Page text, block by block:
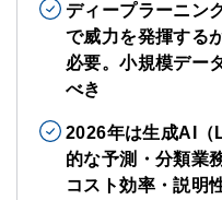
ディープラーニン
で威力を発揮する
必要。小規模デー
べき
2026年は生成AI（
的な予測・分類業
コスト効率・説明